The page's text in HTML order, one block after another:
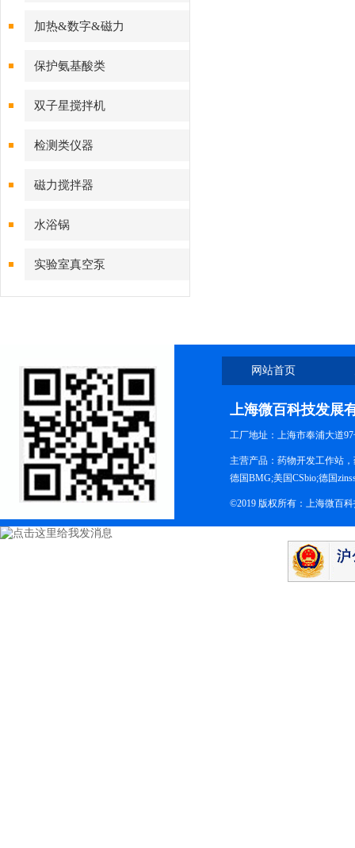
加热&数字&磁力
保护氨基酸类
双子星搅拌机
检测类仪器
磁力搅拌器
水浴锅
实验室真空泵
网站首页
上海微百科技发展
工厂地址：上海市奉浦大道
主营产品：药物开发工作站
德国BMG;美国CSbio;德国
©2019 版权所有：上海微百